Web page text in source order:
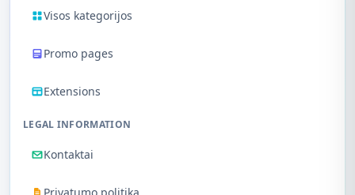
Visos kategorijos
Promo pages
Extensions
LEGAL INFORMATION
Kontaktai